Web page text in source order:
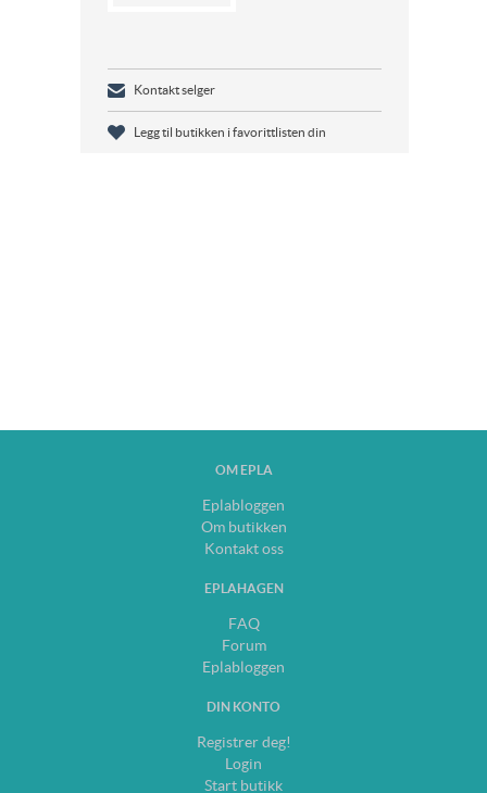
Kontakt selger
Legg til butikken i favorittlisten din
OM EPLA
Eplabloggen
Om butikken
Kontakt oss
EPLAHAGEN
FAQ
Forum
Eplabloggen
DIN KONTO
Registrer deg!
Login
Start butikk